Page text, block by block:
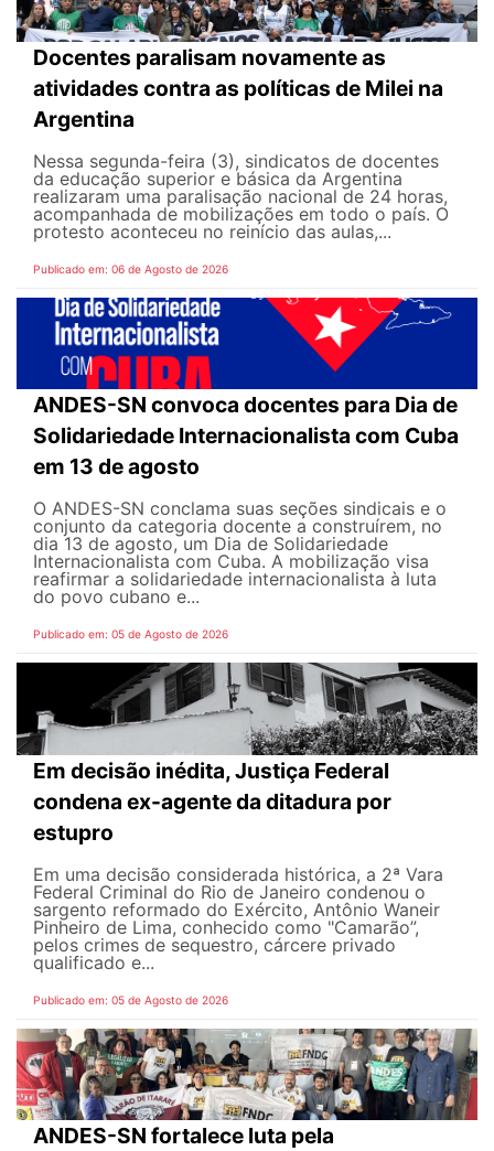
Docentes paralisam novamente as
atividades contra as políticas de Milei na
Argentina
Nessa segunda-feira (3), sindicatos de docentes
da educação superior e básica da Argentina
realizaram uma paralisação nacional de 24 horas,
acompanhada de mobilizações em todo o país. O
protesto aconteceu no reinício das aulas,...
Publicado em: 06 de Agosto de 2026
ANDES-SN convoca docentes para Dia de
Solidariedade Internacionalista com Cuba
em 13 de agosto
O ANDES-SN conclama suas seções sindicais e o
conjunto da categoria docente a construírem, no
dia 13 de agosto, um Dia de Solidariedade
Internacionalista com Cuba. A mobilização visa
reafirmar a solidariedade internacionalista à luta
do povo cubano e...
Publicado em: 05 de Agosto de 2026
Em decisão inédita, Justiça Federal
condena ex-agente da ditadura por
estupro
Em uma decisão considerada histórica, a 2ª Vara
Federal Criminal do Rio de Janeiro condenou o
sargento reformado do Exército, Antônio Waneir
Pinheiro de Lima, conhecido como "Camarão”,
pelos crimes de sequestro, cárcere privado
qualificado e...
Publicado em: 05 de Agosto de 2026
ANDES-SN fortalece luta pela